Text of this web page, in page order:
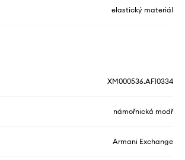
elastický materiál
XM000536.AF10334
námořnická modř
Armani Exchange